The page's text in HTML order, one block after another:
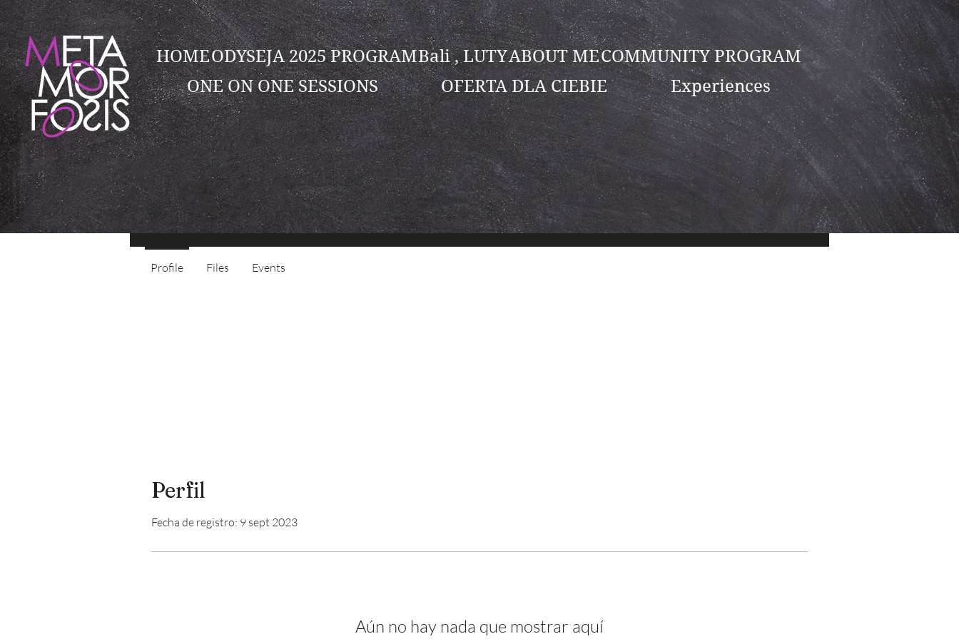
HOMEODYSEJA 2025 PROGRAMBali , LUTYABOUT MECOMMUNITY PROGRAM
ONE ON ONE SESSIONS
OFERTA DLA CIEBIE Experiences
Perfil
Fecha de registro: 9 sept 2023
Aún no hay nada que mostrar aquí
Magdalena Pressler
0 seguidores 0 seguidos
Más acciones
Profile Files Events